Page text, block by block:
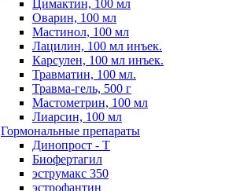
Цимактин, 100 мл
Оварин, 100 мл
Мастинол, 100 мл
Лацилин, 100 мл инъек.
Карсулен, 100 мл инъек.
Травматин, 100 мл.
Травма-гель, 500 г
Мастометрин, 100 мл
Лиарсин, 100 мл
Гормональные препараты
Динопрост - Т
Биофертагил
эструмакс 350
эстрофантин